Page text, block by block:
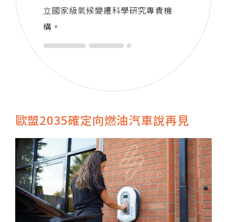
立國家級氣候變遷科學研究專責機
構。
歐盟2035確定向燃油汽車說再見